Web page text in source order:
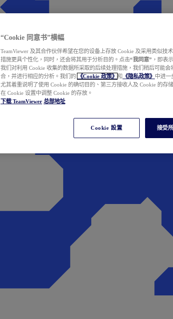
“Cookie 同意书”横幅
TeamViewer 及其合作伙伴希望在您的设备上存放 Cookie 及采用类似技
措施更具个性化，同时，还会将其用于分析目的。点击“我同意” ，即表
我们对利用 Cookie 收集的数据所采取的后续处理措施，我们稍后可能
合，并进行相应的分析。我们的
《Cookie 政策》 和 《隐私政策》 中进一
尤其着重说明了使用 Cookie 的确切目的、第三方接收人及 Cookie 的存
在 Cookie 设置中调整 Cookie 的存放。
下载 TeamViewer 总部地址
Cookie 設置 接受